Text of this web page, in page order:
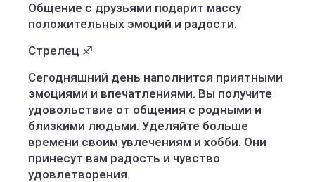
Общение с друзьями подарит массу
положительных эмоций и радости.
Стрелец ♐️
Сегодняшний день наполнится приятными
эмоциями и впечатлениями. Вы получите
удовольствие от общения с родными и
близкими людьми. Уделяйте больше
времени своим увлечениям и хобби. Они
принесут вам радость и чувство
удовлетворения.